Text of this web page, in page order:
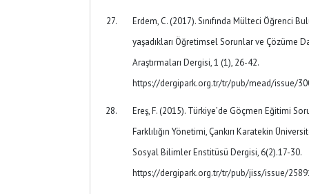
Erdem, C. (2017). Sınıfında Mülteci Öğrenci
yaşadıkları Öğretimsel Sorunlar ve Çözüme
Araştırmaları Dergisi, 1 (1), 26-42.
https://dergipark.org.tr/tr/pub/mead/issue/
Ereş, F. (2015). Türkiye’de Göçmen Eğitimi
Farklılığın Yönetimi, Çankırı Karatekin
Sosyal Bilimler Enstitüsü Dergisi, 6(2).17-30.
https://dergipark.org.tr/tr/pub/jiss/issue/